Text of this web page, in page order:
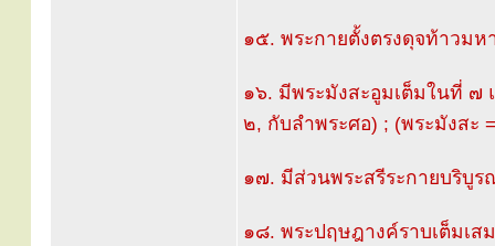
๑๕. พระกายตั้งตรงดุจท้าวมห
๑๖. มีพระมังสะอูมเต็มในที่ ๗
๒, กับลำพระศอ) ; (พระมังสะ
๑๗. มีส่วนพระสรีระกายบริบู
๑๘. พระปฤษฎางค์ราบเต็มเ